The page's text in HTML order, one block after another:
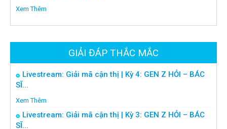
Xem Thêm
GIẢI ĐÁP THẮC MẮC
Livestream: Giải mã cận thị | Kỳ 4: GEN Z HỎI – BÁC
SĨ...
Xem Thêm
Livestream: Giải mã cận thị | Kỳ 3: GEN Z HỎI – BÁC
SĨ...